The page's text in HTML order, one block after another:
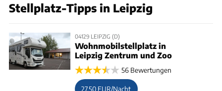
Stellplatz-Tipps in Leipzig
04129 LEIPZIG (D)
Wohnmobilstellplatz in
Leipzig Zentrum und Zoo
56 Bewertungen
27,50 EUR/Nacht